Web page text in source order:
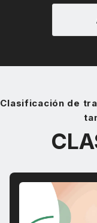
Clasificación de